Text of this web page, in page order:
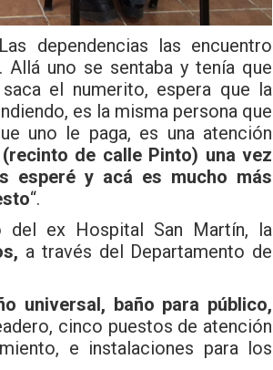
dependencias las encuentro
Allá uno se sentaba y tenía que
el numerito, espera que la
es la misma persona que
uno le paga, es una atención
de calle Pinto) una vez
esperé y acá es mucho más
“.
del ex Hospital San Martín, la
a través del Departamento de
universal, baño para público,
cinco puestos de atención
e instalaciones para los